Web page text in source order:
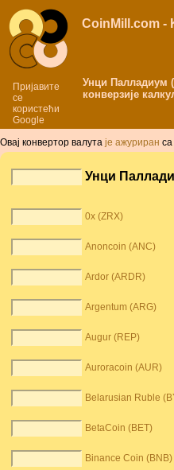
Пријавите
се
користећи
Google
CoinMill.com -
Унци Палладиум
конверзије
Овај конвертор валута је aжуриран
Унци
0x (ZRX)
Anoncoin (ANC)
Ardor (ARDR)
Argentum (ARG)
Augur (REP)
Auroracoin (AUR)
Belarusian Ruble
BetaCoin (BET)
Binance Coin (BNB)